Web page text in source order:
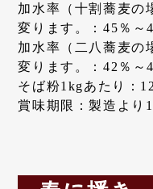
加水率（十割蕎麦の
変ります。：45％～
加水率（二八蕎麦の
変ります。：42％～
そば粉1kgあたり：
賞味期限：製造より1